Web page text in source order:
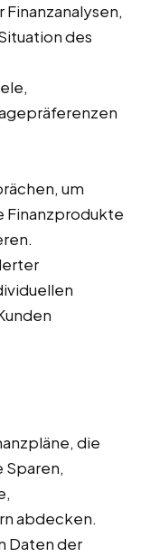
des
um
Finanzprodukte
die
abdecken.
Daten der